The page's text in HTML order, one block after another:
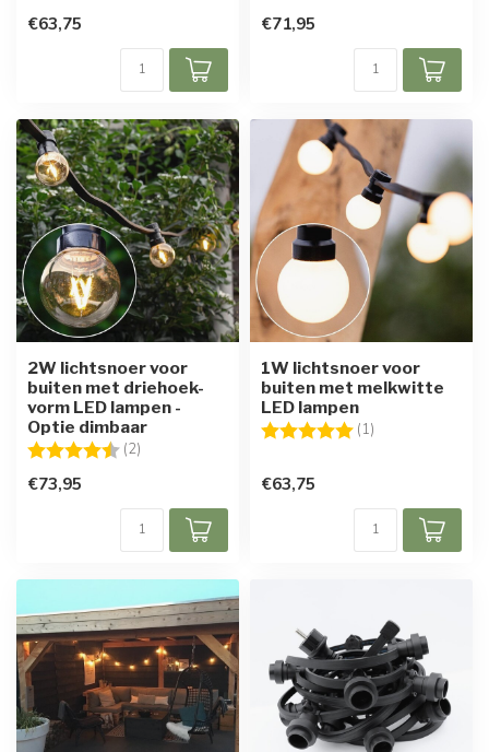
€63,75 €71,95
2W lichtsnoer voor
buiten met driehoek-
vorm LED lampen -
Optie dimbaar
Beoordeling: (2)
€73,95
1W lichtsnoer voor
buiten met melkwitte
LED lampen
Beoordeling: (1)
€63,75